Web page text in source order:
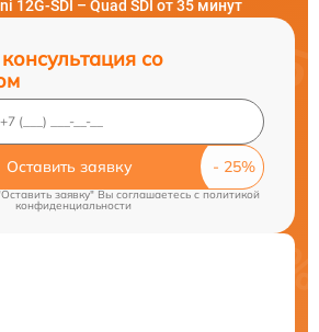
12G-SDI – Quad SDI от 35 минут
со
Оставить заявку
заявку" Вы соглашаетесь cполитикой
конфиденциальности